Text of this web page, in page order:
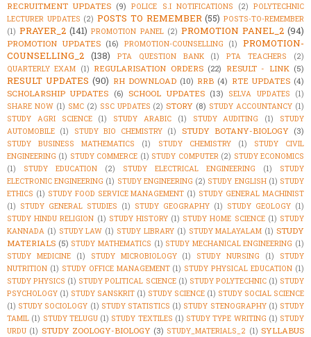
RECRUITMENT UPDATES (9) POLICE S.I NOTIFICATIONS (2) POLYTECHNIC
LECTURER UPDATES (2) POSTS TO REMEMBER (55) POSTS-TO-REMEMBER
(1) PRAYER_2 (141) PROMOTION PANEL (2) PROMOTION PANEL_2 (94)
PROMOTION UPDATES (16) PROMOTION-COUNSELLING (1)
PROMOTION-
COUNSELLING_2 (138) PTA QUESTION BANK (1) PTA TEACHERS
(2)
QUARTERLY EXAM (1) REGULARISATION ORDERS (22) RESULT - LINK (5)
RESULT UPDATES (90) RH DOWNLOAD (10) RRB (4) RTE UPDATES (4)
SCHOLARSHIP UPDATES (6) SCHOOL UPDATES (13) SELVA UPDATES
(1)
SHARE NOW (1) SMC (2) SSC UPDATES (2) STORY (8) STUDY ACCOUNTANCY (1)
STUDY AGRI SCIENCE
(1) STUDY ARABIC (1) STUDY AUDITING (1)
STUDY
AUTOMOBILE (1) STUDY BIO CHEMISTRY (1) STUDY BOTANY-BIOLOGY (3)
STUDY BUSINESS MATHEMATICS (1) STUDY CHEMISTRY (1)
STUDY CIVIL
ENGINEERING (1) STUDY COMMERCE (1) STUDY COMPUTER (2) STUDY ECONOMICS
(1)
STUDY EDUCATION (2) STUDY ELECTRICAL ENGINEERING (1)
STUDY
ELECTRONIC ENGINEERING (1) STUDY ENGINEERING (2) STUDY ENGLISH (1) STUDY
ETHICS (1) STUDY FOOD SERVICE MANAGEMENT (1) STUDY GENERAL MACHINIST
(1) STUDY GENERAL STUDIES (1) STUDY GEOGRAPHY (1) STUDY GEOLOGY (1)
STUDY HINDU RELIGION (1) STUDY HISTORY (1) STUDY HOME SCIENCE (1) STUDY
KANNADA (1) STUDY LAW (1) STUDY LIBRARY (1) STUDY MALAYALAM (1) STUDY
MATERIALS (5) STUDY MATHEMATICS (1) STUDY MECHANICAL ENGINEERING (1)
STUDY MEDICINE
(1) STUDY MICROBIOLOGY (1) STUDY NURSING (1)
STUDY
NUTRITION (1) STUDY OFFICE MANAGEMENT (1) STUDY PHYSICAL EDUCATION (1)
STUDY PHYSICS (1) STUDY POLITICAL SCIENCE (1) STUDY POLYTECHNIC (1) STUDY
PSYCHOLOGY (1) STUDY SANSKRIT (1) STUDY SCIENCE (1) STUDY SOCIAL SCIENCE
(1) STUDY SOCIOLOGY (1) STUDY STATISTICS (1) STUDY STENOGRAPHY (1) STUDY
TAMIL (1) STUDY TELUGU (1) STUDY TEXTILES (1) STUDY TYPE WRITING (1) STUDY
URDU (1) STUDY ZOOLOGY-BIOLOGY (3) STUDY_MATERIALS_2 (1) SYLLABUS